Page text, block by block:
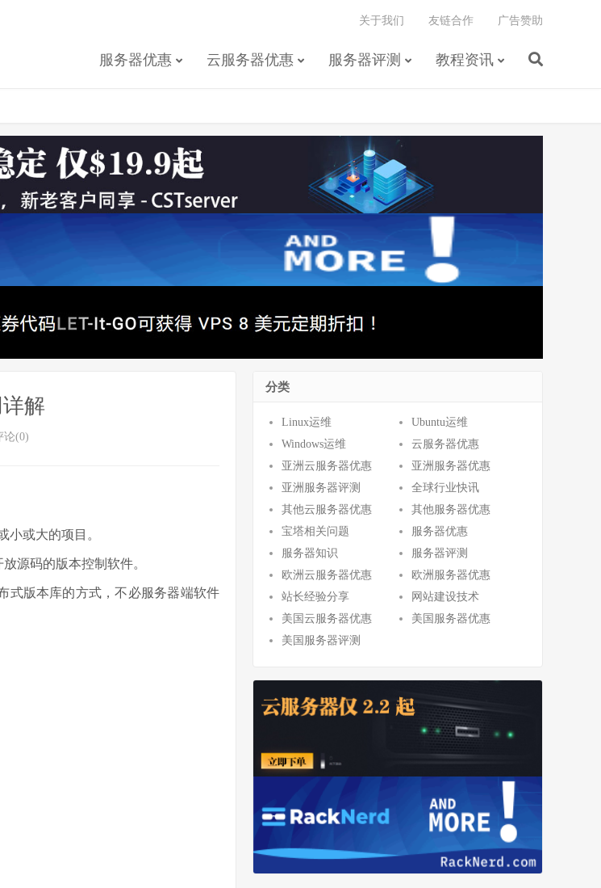
服务器优惠 云服务器优惠 服务器评测 教程资讯
关于我们 友链合作 广告赞助
解
论(0)
小或大的项目。
源码的版本控制软件。
式版本库的方式，不必服务器端软件
分类
Linux运维
Ubuntu运维
Windows运维
云服务器优惠
亚洲云服务器优惠
亚洲服务器优惠
亚洲服务器评测
全球行业快讯
其他云服务器优惠
其他服务器优惠
宝塔相关问题
服务器优惠
服务器知识
服务器评测
欧洲云服务器优惠
欧洲服务器优惠
站长经验分享
网站建设技术
美国云服务器优惠
美国服务器优惠
美国服务器评测